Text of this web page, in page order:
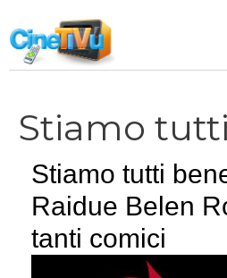
al
contenuto
Stiamo
Stiamo tutti
Raidue Belen
tanti comici